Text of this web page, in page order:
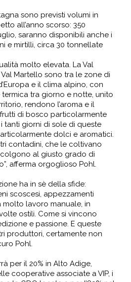
sono previsti volumi in
all’anno scorso: 350
saranno disponibili anche i
e mirtilli, circa 30 tonnellate
molto elevata. La Val
Val Martello sono tra le zone di
e il clima alpino, con
termica tra giorno e notte, unito
rendono l’aroma e il
di bosco particolarmente
i tanti giorni di sole di queste
dolci e aromatici.
contadini, che le coltivano
al giusto grado di
afferma orgoglioso Pohl.
ha in sè della sfide:
scoscesi, appezzamenti
lavoro manuale, in
ostili. Come si vincono
e passione. E queste
produttori, certamente non
Pohl.
per il 20% in Alto Adige,
cooperative associate a VIP, i